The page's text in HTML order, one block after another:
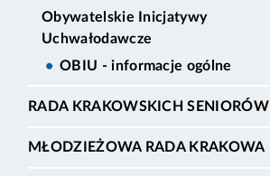
Obywatelskie Inicjatywy
Uchwałodawcze
OBIU - informacje ogólne
RADA KRAKOWSKICH SENIORÓW
MŁODZIEŻOWA RADA KRAKOWA